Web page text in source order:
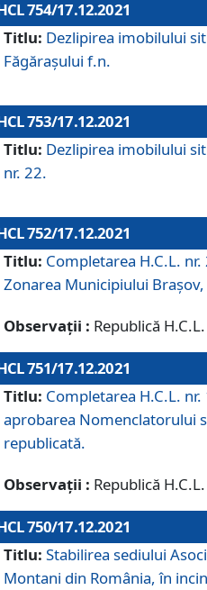
754/17.12.2021
Titlu: Dezlipirea imobilului
Făgărașului f.n.
753/17.12.2021
Titlu: Dezlipirea imobilului
nr. 22.
752/17.12.2021
Titlu: Completarea H.C.L.
Zonarea Municipiului
Observații : Republică
751/17.12.2021
Titlu: Completarea H.C.L.
aprobarea Nomenclatorului
republicată.
Observații : Republică
750/17.12.2021
Titlu: Stabilirea sediului
Montani din România, în